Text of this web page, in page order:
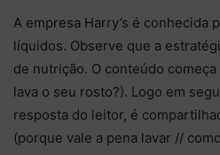
A empresa Harry’s é conhecida
líquidos. Observe que a
de nutrição. O conteúdo
lava o seu rosto?). Logo em
resposta do leitor, é
(porque vale a pena lavar //